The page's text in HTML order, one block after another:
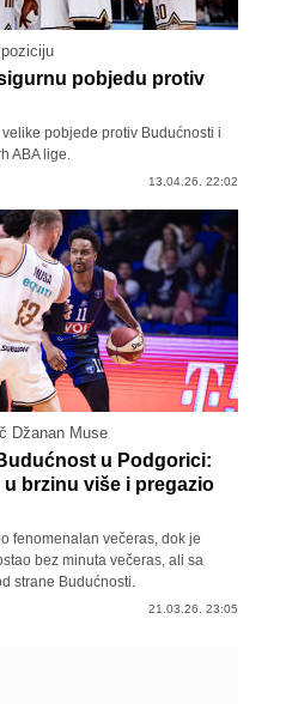
pobjedu protiv
pobjede protiv Budućnosti i
ABA lige.
13.04.26. 22:02
Džanan Muse
u Podgorici:
u brzinu više i pregazio
fenomenalan večeras, dok je
bez minuta večeras, ali sa
strane Budućnosti.
21.03.26. 23:05